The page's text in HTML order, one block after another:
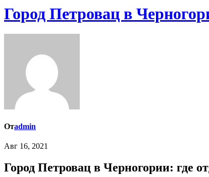
Город Петровац в
Отadmin
Авг 16, 2021
Город Петровац в Черногории: где